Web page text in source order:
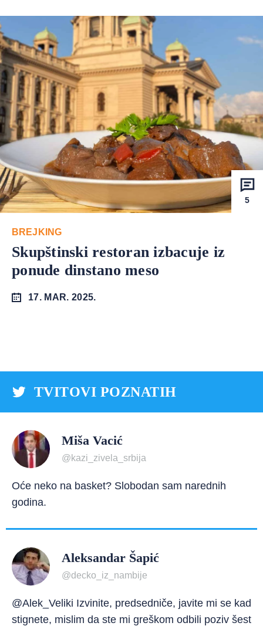
5
BREJKING
Skupštinski restoran izbacuje iz
ponude dinstano meso
17. MAR. 2025.
TVITOVI POZNATIH
Miša Vacić
@kazi_zivela_srbija
Oće neko na basket? Slobodan sam narednih
godina.
Aleksandar Šapić
@decko_iz_nambije
@Alek_Veliki Izvinite, predsedniče, javite mi se kad
stignete, mislim da ste mi greškom odbili poziv šest